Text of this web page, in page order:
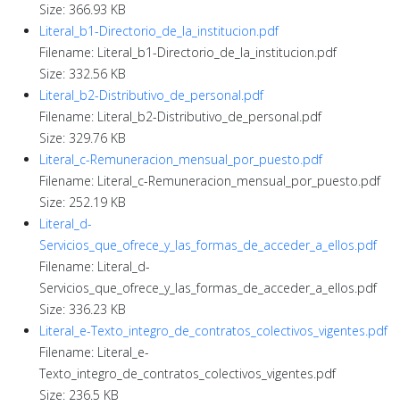
Size: 366.93 KB
Literal_b1-Directorio_de_la_institucion.pdf
Filename: Literal_b1-Directorio_de_la_institucion.pdf
Size: 332.56 KB
Literal_b2-Distributivo_de_personal.pdf
Filename: Literal_b2-Distributivo_de_personal.pdf
Size: 329.76 KB
Literal_c-Remuneracion_mensual_por_puesto.pdf
Filename: Literal_c-Remuneracion_mensual_por_puesto.pdf
Size: 252.19 KB
Literal_d-
Servicios_que_ofrece_y_las_formas_de_acceder_a_ellos.pdf
Filename: Literal_d-
Servicios_que_ofrece_y_las_formas_de_acceder_a_ellos.pdf
Size: 336.23 KB
Literal_e-Texto_integro_de_contratos_colectivos_vigentes.pdf
Filename: Literal_e-
Texto_integro_de_contratos_colectivos_vigentes.pdf
Size: 236.5 KB